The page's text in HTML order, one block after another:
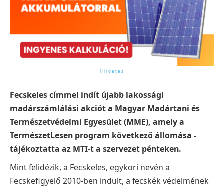
Fecskeles címmel indít újabb lakossági
madárszámlálási akciót a Magyar Madártani és
Természetvédelmi Egyesület (MME), amely a
TermészetLesen program következő állomása -
tájékoztatta az MTI-t a szervezet pénteken.
Mint felidézik, a Fecskeles, egykori nevén a
Fecskefigyelő 2010-ben indult, a fecskék védelmének